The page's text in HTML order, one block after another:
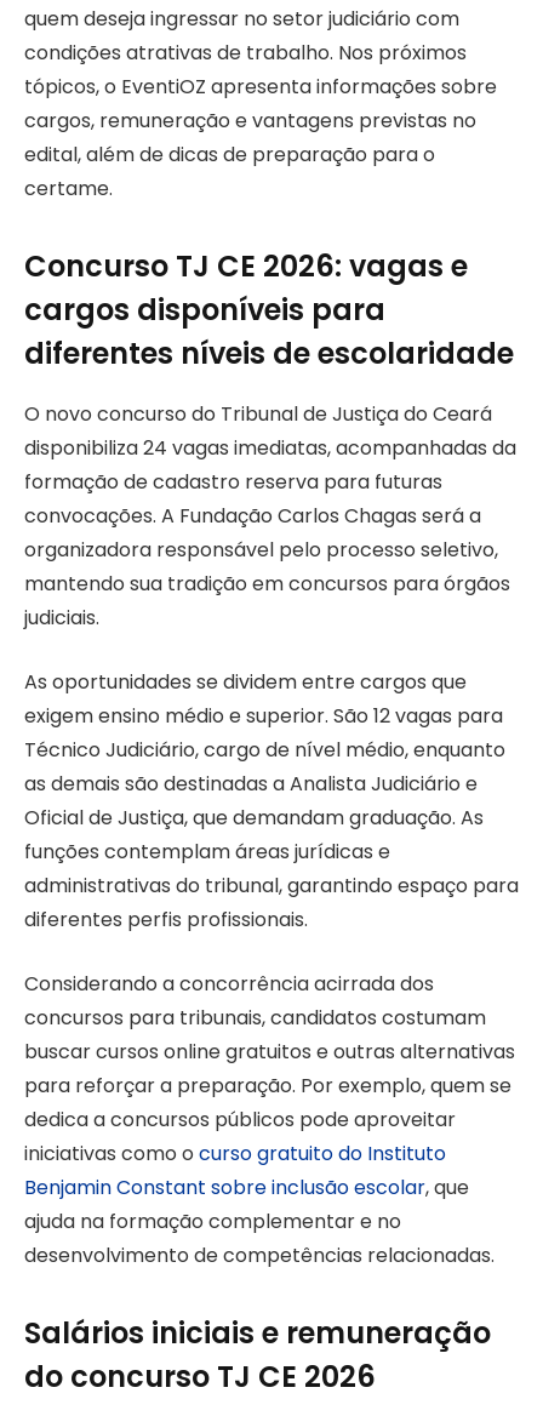
quem deseja ingressar no setor judiciário com
condições atrativas de trabalho. Nos próximos
tópicos, o EventiOZ apresenta informações sobre
cargos, remuneração e vantagens previstas no
edital, além de dicas de preparação para o
certame.
Concurso TJ CE 2026: vagas e
cargos disponíveis para
diferentes níveis de escolaridade
O novo concurso do Tribunal de Justiça do Ceará
disponibiliza 24 vagas imediatas, acompanhadas da
formação de cadastro reserva para futuras
convocações. A Fundação Carlos Chagas será a
organizadora responsável pelo processo seletivo,
mantendo sua tradição em concursos para órgãos
judiciais.
As oportunidades se dividem entre cargos que
exigem ensino médio e superior. São 12 vagas para
Técnico Judiciário, cargo de nível médio, enquanto
as demais são destinadas a Analista Judiciário e
Oficial de Justiça, que demandam graduação. As
funções contemplam áreas jurídicas e
administrativas do tribunal, garantindo espaço para
diferentes perfis profissionais.
Considerando a concorrência acirrada dos
concursos para tribunais, candidatos costumam
buscar cursos online gratuitos e outras alternativas
para reforçar a preparação. Por exemplo, quem se
dedica a concursos públicos pode aproveitar
iniciativas como o curso gratuito do Instituto
Benjamin Constant sobre inclusão escolar, que
ajuda na formação complementar e no
desenvolvimento de competências relacionadas.
Salários iniciais e remuneração
do concurso TJ CE 2026